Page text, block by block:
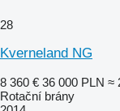
28
Kverneland NG
8 360 € 36 000 PLN ≈
Rotační brány